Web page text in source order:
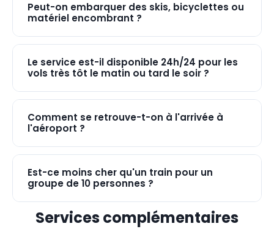
Peut-on embarquer des skis, bicyclettes ou
matériel encombrant ?
Le service est-il disponible 24h/24 pour les
vols très tôt le matin ou tard le soir ?
Comment se retrouve-t-on à l'arrivée à
l'aéroport ?
Est-ce moins cher qu'un train pour un
groupe de 10 personnes ?
Services complémentaires